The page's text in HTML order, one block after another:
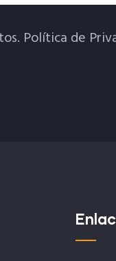
Política de